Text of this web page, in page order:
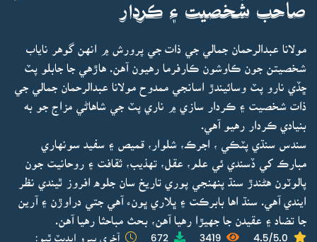
صاحب شخصيت ۽ ڪردار
مولانا عبدالرحمان جمالي جي ذات جي پرورش ۾ انهن گوهر ناياب
شخصيتن جون ڪاوشون ڪارفرما رهيون آهن. هاڙهي جا جابلو پٽ
ڇڏي نارو پٽ وسائيندڙ اسانجي ممدوح مولانا عبدالرحمان جمالي جي
ذات شخصيت ۽ ڪردار سازي ۾ ناري پٽ جي شاهاڻي مزاج جو به
بنيادي ڪردار رهيو آهي.
سندس سنڌي پٽڪي ، اجرڪ، شلوار، قميص ۽ سفيد سونهاري
مبارڪ کي ڏسندي ئي علم، عقل، تهذيب، ثقافت ۽ روحانيت جون
پالوٽون هڻندڙ سنڌ پنهنجي پوري تاريخ سان جلوه افروز ٿيندي نظر
ايندي آهي. سنڌ اها بابرڪت ۽ ڀلاري ڀونء آهي جتي دراوڙن ۽ آرين
جا تضاد ۽ عقيدن جا جهيڙا رهيا آهن، بحث مباحثا رهيا آهن.
4.5/5.0
3419
672 آخري ڀيرو اپڊيٽ ٿيو: